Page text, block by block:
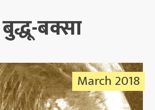
बुद्धू-बक्सा
March 2018